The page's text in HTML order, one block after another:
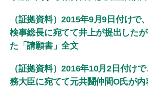
（証拠資料）2015年9月9日付けで
検事総長に宛てて井上が提出した
た「請願書」全文
（証拠資料）2016年10月2日付け
務大臣に宛てて元共闘仲間O氏が